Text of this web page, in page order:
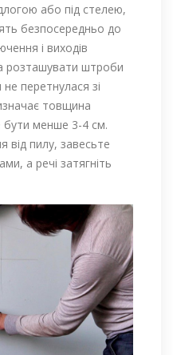
або під стелею,
безпосередньо до
і виходів
розташувати штроби
перетнулася зі
товщина
менше 3-4 см.
від пилу, завесьте
а речі затягніть